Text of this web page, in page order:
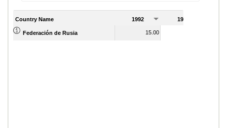
Country Name 1992 1993
Federación de Rusia 15.00